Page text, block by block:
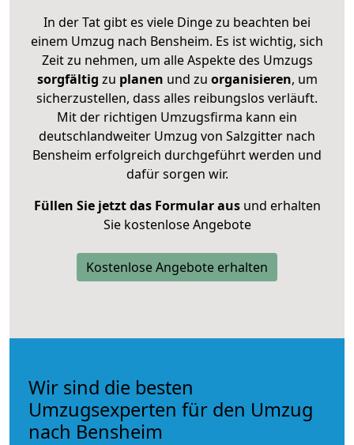
In der Tat gibt es viele Dinge zu beachten bei
einem Umzug nach Bensheim. Es ist wichtig, sich
Zeit zu nehmen, um alle Aspekte des Umzugs
sorgfältig zu planen und zu organisieren, um
sicherzustellen, dass alles reibungslos verläuft.
Mit der richtigen Umzugsfirma kann ein
deutschlandweiter Umzug von Salzgitter nach
Bensheim erfolgreich durchgeführt werden und
dafür sorgen wir.
Füllen Sie jetzt das Formular ausund erhalten
Sie kostenlose Angebote
Kostenlose Angebote erhalten
Wir sind die besten
Umzugsexperten für den Umzug
nach Bensheim